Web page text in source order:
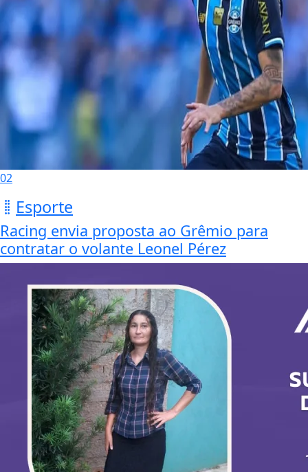
02
Esporte
Racing envia proposta ao Grêmio para
contratar o volante Leonel Pérez